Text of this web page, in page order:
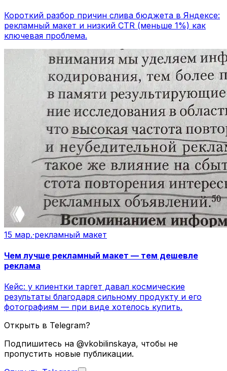
Короткий разбор причин слива бюджета в Яндексе:
рекламный макет и низкий CTR (меньше 1%) как
ключевая проблема.
15 мар.·рекламный макет
Чем лучше рекламный макет — тем дешевле
реклама
Кейс: у клиентки таргет давал космические
результаты благодаря сильному продукту и его
фотографиям — при виде хотелось купить.
Открыть в Telegram?
Подпишитесь на @vkobilinskaya, чтобы не
пропустить новые публикации.